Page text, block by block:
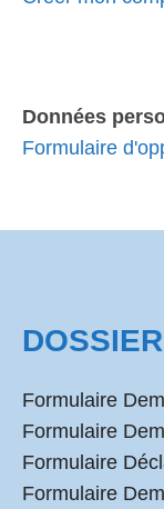
Données
Formulaire
Formulaire
Formulaire
Formulaire
Formulaire